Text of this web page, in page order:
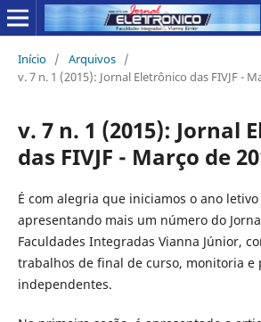
Início / Arquivos /
v. 7 n. 1 (2015): Jornal Eletrônico das FIVJF -
v. 7 n. 1 (2015): Jornal
das FIVJF - Março de
É com alegria que iniciamos o ano letivo
apresentando mais um número do
Faculdades Integradas Vianna Júnior,
trabalhos de final de curso, monitoria e
independentes.